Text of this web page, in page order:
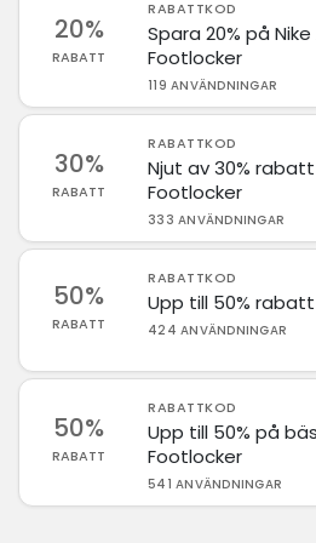
20%
RABATT
RABATTKOD
Spara 20% på
Footlocker
119 ANVÄNDNINGAR
30%
RABATT
RABATTKOD
Njut av 30%
Footlocker
333 ANVÄNDNINGAR
50%
RABATT
RABATTKOD
Upp till 50%
424 ANVÄNDNINGAR
50%
RABATT
RABATTKOD
Upp till 50% på
Footlocker
541 ANVÄNDNINGAR